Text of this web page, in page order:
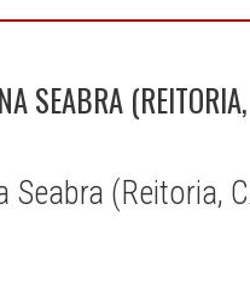
SEABRA
(Reitoria,